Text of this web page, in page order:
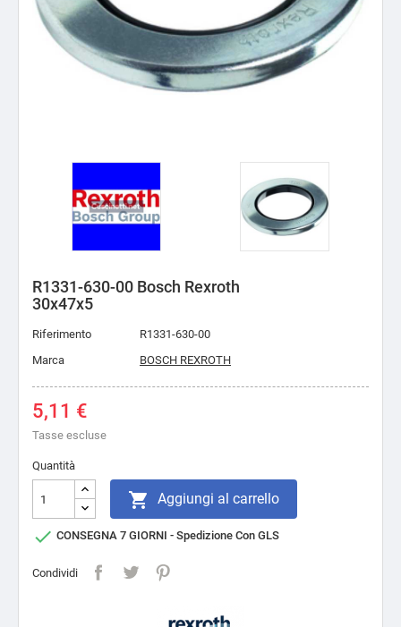
R1331-630-00 Bosch Rexroth
30x47x5
Riferimento
R1331-630-00
Marca
BOSCH REXROTH
5,11 €
Tasse escluse
Quantità
 Aggiungi al carrello
 CONSEGNA 7 GIORNI - Spedizione Con GLS
Condividi